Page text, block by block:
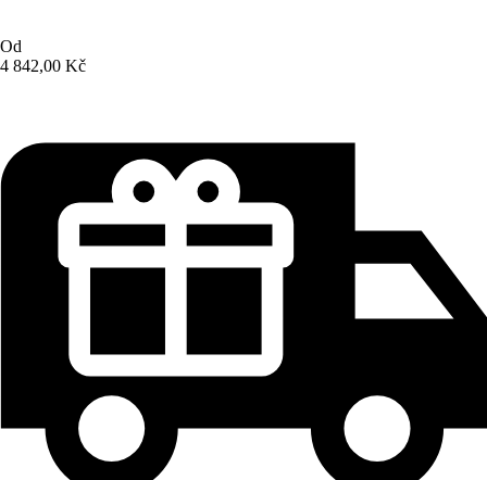
Od
4 842,00 Kč